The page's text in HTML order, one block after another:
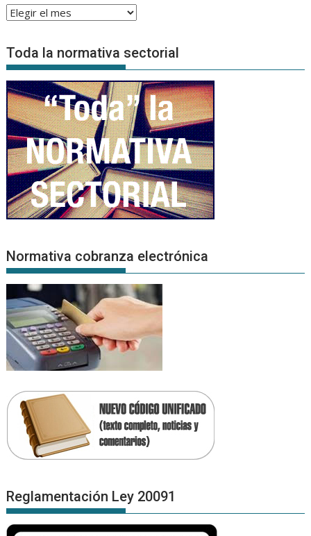
Archivo
Noticias
Toda la normativa sectorial
Normativa cobranza electrónica
Reglamentación Ley 20091